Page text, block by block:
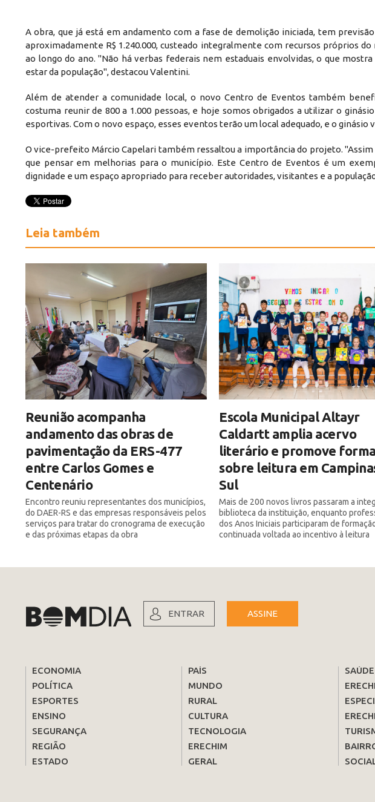
A obra, que já está em andamento com a fase de demolição iniciada, tem
aproximadamente R$ 1.240.000, custeado integralmente com recursos próprios
ao longo do ano. "Não há verbas federais nem estaduais envolvidas, o que
estar da população", destacou Valentini.
Além de atender a comunidade local, o novo Centro de Eventos também
costuma reunir de 800 a 1.000 pessoas, e hoje somos obrigados a utilizar o
esportivas. Com o novo espaço, esses eventos terão um local adequado, e o
O vice-prefeito Márcio Capelari também ressaltou a importância do projeto.
que pensar em melhorias para o município. Este Centro de Eventos é um
dignidade e um espaço apropriado para receber autoridades, visitantes e a
Leia também
Reunião acompanha
andamento das obras de
pavimentação da ERS-477
entre Carlos Gomes e
Centenário
Encontro reuniu representantes dos municípios,
do DAER-RS e das empresas responsáveis pelos
serviços para tratar do cronograma de execução
e das próximas etapas da obra
Escola Municipal Altayr
Caldartt amplia acervo
literário e promove
sobre leitura em
Sul
Mais de 200 novos livros passaram a
biblioteca da instituição, enquanto
dos Anos Iniciais participaram de
continuada voltada ao incentivo à leitura
ENTRAR ASSINE
ECONOMIA
POLÍTICA
ESPORTES
ENSINO
SEGURANÇA
REGIÃO
ESTADO
PAÍS
MUNDO
RURAL
CULTURA
TECNOLOGIA
ERECHIM
GERAL
SAÚDE